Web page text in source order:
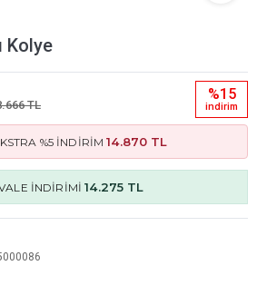
Kolye
TL
%15
i̇ndi̇ri̇m
%5 İNDİRİM14.870 TL
İNDİRİMİ14.275 TL